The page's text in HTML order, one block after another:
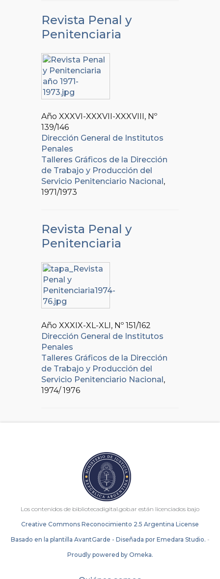
Revista Penal y
Penitenciaria
Año XXXVI-XXXVII-XXXVIII, Nº
139/146
Dirección General de Institutos
Penales
Talleres Gráficos de la Dirección
de Trabajo y Producción del
Servicio Penitenciario Nacional ,
1971/1973
Revista Penal y
Penitenciaria
Año XXXIX-XL-XLI, Nº 151/162
Dirección General de Institutos
Penales
Talleres Gráficos de la Dirección
de Trabajo y Producción del
Servicio Penitenciario Nacional ,
1974/ 1976
Los contenidos de bibliotecadigital.gob.ar están licenciados bajo
Creative Commons Reconocimiento 2.5 Argentina License
Basado en la plantilla AvantGarde - Diseñada por Emedara Studio. -
Proudly powered by Omeka.